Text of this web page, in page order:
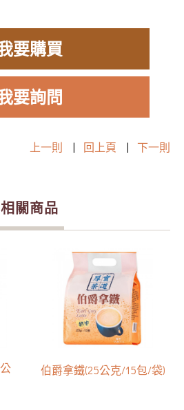
要購買
要詢問
上一則 | 回上頁 | 下一則
相關商品
伯爵拿鐵(25公克/15包/袋)